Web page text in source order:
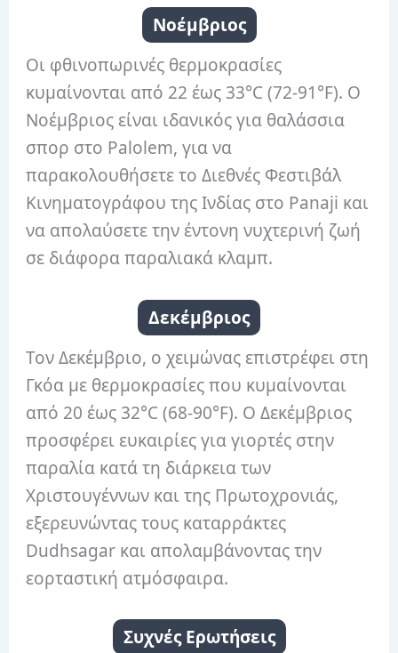
Νοέμβριος
Οι φθινοπωρινές θερμοκρασίες
κυμαίνονται από 22 έως 33°C (72-91°F). Ο
Νοέμβριος είναι ιδανικός για θαλάσσια
σπορ στο Palolem, για να
παρακολουθήσετε το Διεθνές Φεστιβάλ
Κινηματογράφου της Ινδίας στο Panaji και
να απολαύσετε την έντονη νυχτερινή ζωή
σε διάφορα παραλιακά κλαμπ.
Δεκέμβριος
Τον Δεκέμβριο, ο χειμώνας επιστρέφει στη
Γκόα με θερμοκρασίες που κυμαίνονται
από 20 έως 32°C (68-90°F). Ο Δεκέμβριος
προσφέρει ευκαιρίες για γιορτές στην
παραλία κατά τη διάρκεια των
Χριστουγέννων και της Πρωτοχρονιάς,
εξερευνώντας τους καταρράκτες
Dudhsagar και απολαμβάνοντας την
εορταστική ατμόσφαιρα.
Συχνές Ερωτήσεις